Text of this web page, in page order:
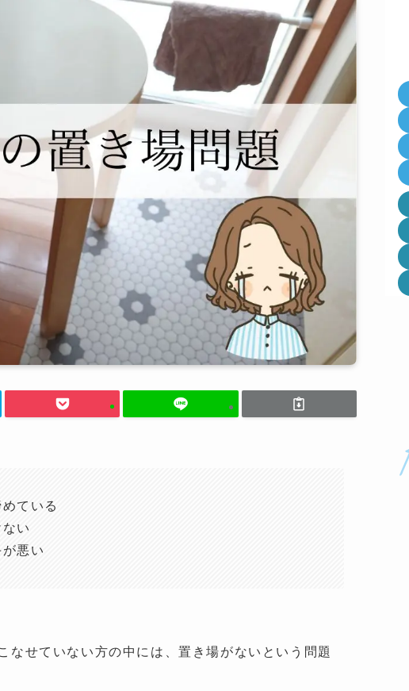
ている
い
悪い
なせていない方の中には、置き場がないという問題